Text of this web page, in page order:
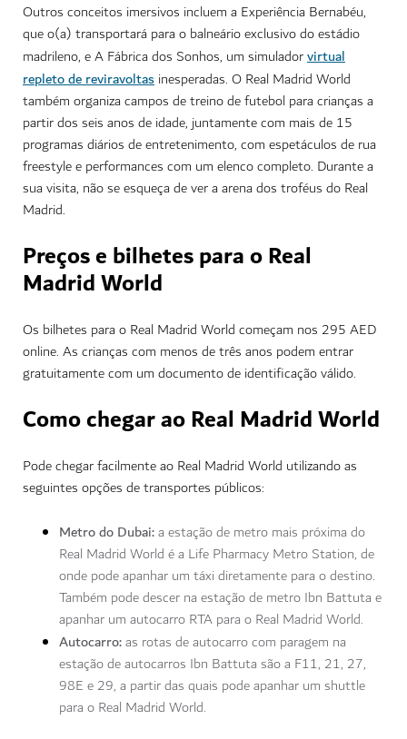
Outros conceitos imersivos incluem a Experiência Bernabéu,
que o(a) transportará para o balneário exclusivo do estádio
madrileno, e A Fábrica dos Sonhos, um simuladorvirtual
repleto de reviravoltas inesperadas. O Real Madrid World
também organiza campos de treino de futebol para crianças a
partir dos seis anos de idade, juntamente com mais de 15
programas diários de entretenimento, com espetáculos de rua
freestyle e performances com um elenco completo. Durante a
sua visita, não se esqueça de ver a arena dos troféus do Real
Madrid.
Preços e bilhetes para o Real
Madrid World
Os bilhetes para o Real Madrid World começam nos 295 AED
online. As crianças com menos de três anos podem entrar
gratuitamente com um documento de identificação válido.
Como chegar ao Real Madrid World
Pode chegar facilmente ao Real Madrid World utilizando as
seguintes opções de transportes públicos:
Metro do Dubai:a estação de metro mais próxima do
Real Madrid World é a Life Pharmacy Metro Station, de
onde pode apanhar um táxi diretamente para o destino.
Também pode descer na estação de metro Ibn Battuta e
apanhar um autocarro RTA para o Real Madrid World.
Autocarro:as rotas de autocarro com paragem na
estação de autocarros Ibn Battuta são a F11, 21, 27,
98E e 29, a partir das quais pode apanhar um shuttle
para o Real Madrid World.